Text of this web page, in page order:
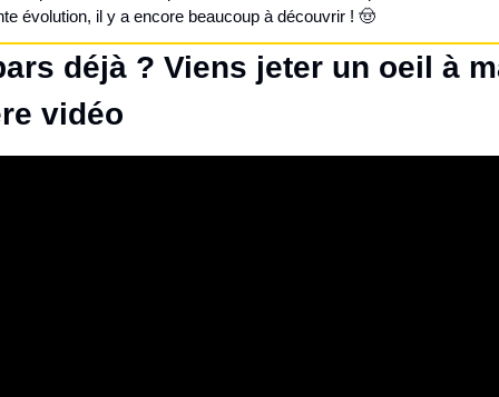
évolution, il y a encore beaucoup à découvrir ! 🤠
déjà ? Viens jeter un oeil à
vidéo